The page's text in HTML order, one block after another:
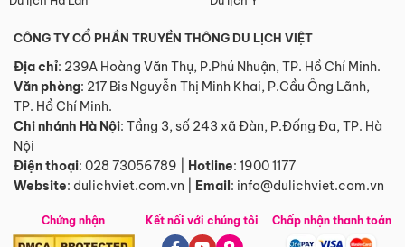
CÔNG TY CỔ PHẦN TRUYỀN THÔNG DU LỊCH VIỆT
Địa chỉ: 239A Hoàng Văn Thụ, P.Phú Nhuận, TP. Hồ Chí Minh.
Văn phòng: 217 Bis Nguyễn Thị Minh Khai, P.Cầu Ông Lãnh,
TP. Hồ Chí Minh.
Chi nhánh Hà Nội: Tầng 3, số 243 xã Đàn, P.Đống Đa, TP. Hà
Nội
Điện thoại: 028 73056789 Hotline: 1900 1177
Website: dulichviet.com.vn Email: info@dulichviet.com.vn
Chứng nhận Kết nối với chúng tôi Chấp nhận thanh toán